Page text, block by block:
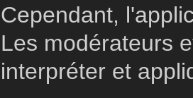
Cependant,
Les modérateurs
interpréter et